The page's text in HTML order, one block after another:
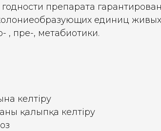
годности препарата
единиц
, пре-, метабиотики.
келтіру
қалыпқа келтіру